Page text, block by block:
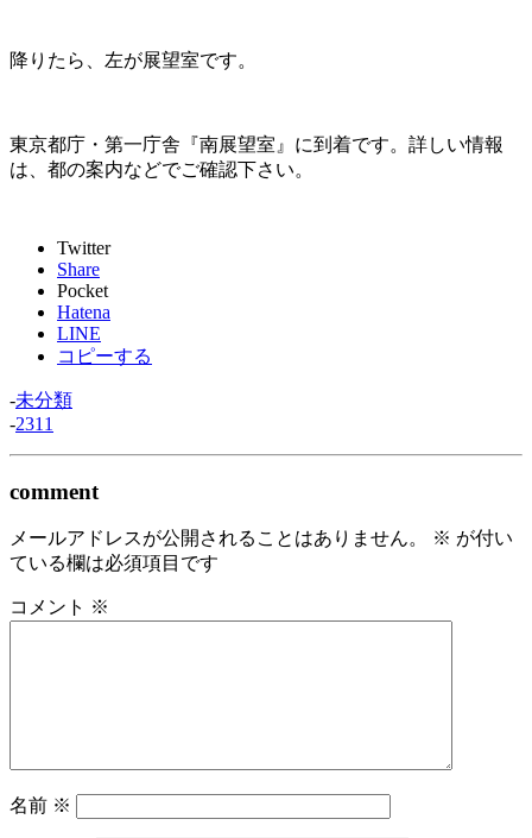
降りたら、左が展望室です。
東京都庁・第一庁舎『南展望室』に到着です。詳しい情報
は、都の案内などでご確認下さい。
Twitter
Share
Pocket
Hatena
LINE
コピーする
-未分類
-2311
comment
メールアドレスが公開されることはありません。 ※ が付い
ている欄は必須項目です
コメント ※
名前 ※